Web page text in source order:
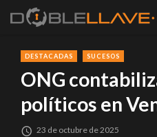
DESTACADAS SUCESOS
ONG
políticos en
23 de octubre de 2025